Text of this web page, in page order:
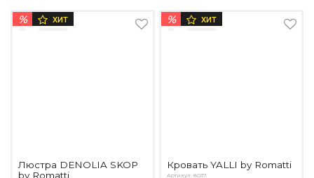
% ХИТ
Люстра DENOLIA SKOP
by Romatti
% ХИТ
Кровать YALLI by Romatti
Артикул: 8037